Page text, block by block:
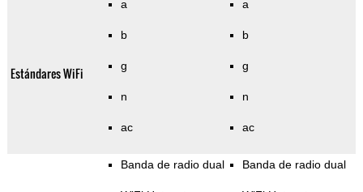
Estándares WiFi
a
b
g
n
ac
a
b
g
n
ac
Banda de radio dual Banda de radio dual